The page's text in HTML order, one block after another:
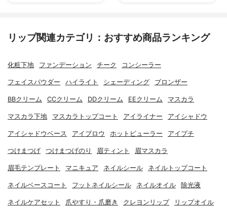
リップ関連カテゴリ：おすすめ商品ランキング
化粧下地 ファンデーション チーク コンシーラー
フェイスパウダー ハイライト シェーディング ブロンザー
BBクリーム CCクリーム DDクリーム EEクリーム マスカラ
マスカラ下地 マスカラトップコート アイライナー アイシャドウ
アイシャドウベース アイブロウ ホットビューラー アイプチ
つけまつげ つけまつげのり 眉ティント 眉マスカラ
眉毛テンプレート マニキュア ネイルシール ネイルトップコート
ネイルベースコート フットネイルシール ネイルオイル 除光液
ネイルケアセット 爪やすり・爪磨き クレヨンリップ リップオイル